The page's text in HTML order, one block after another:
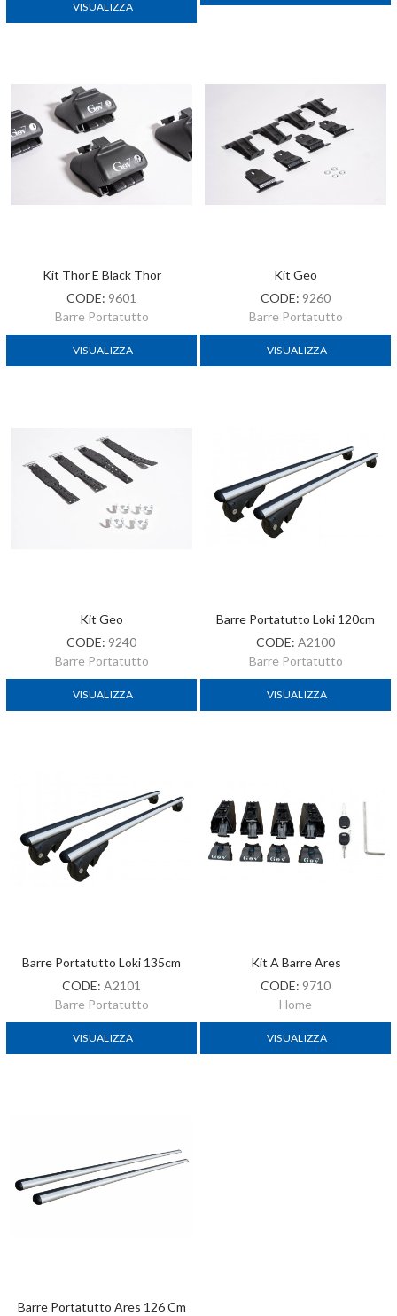
VISUALIZZA
Kit Thor E Black Thor
CODE: 9601
Barre Portatutto
VISUALIZZA
Kit Geo
CODE: 9260
Barre Portatutto
VISUALIZZA
Kit Geo
CODE: 9240
Barre Portatutto
VISUALIZZA
Barre Portatutto Loki 120cm
CODE: A2100
Barre Portatutto
VISUALIZZA
Barre Portatutto Loki 135cm
CODE: A2101
Barre Portatutto
VISUALIZZA
Kit A Barre Ares
CODE: 9710
Home
VISUALIZZA
Barre Portatutto Ares 126 Cm